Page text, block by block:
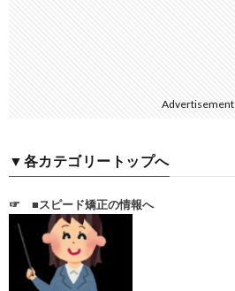
Advertisement
▼各カテゴリートップへ
☞ ■スピード矯正の情報へ